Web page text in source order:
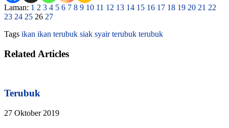
Laman: 1 2 3 4 5 6 7 8 9 10 11 12 13 14 15 16 17 18 19 20 21 22
23 24 25 26 27
Tags ikan ikan terubuk siak syair terubuk terubuk
Related Articles
Terubuk
27 Oktober 2019